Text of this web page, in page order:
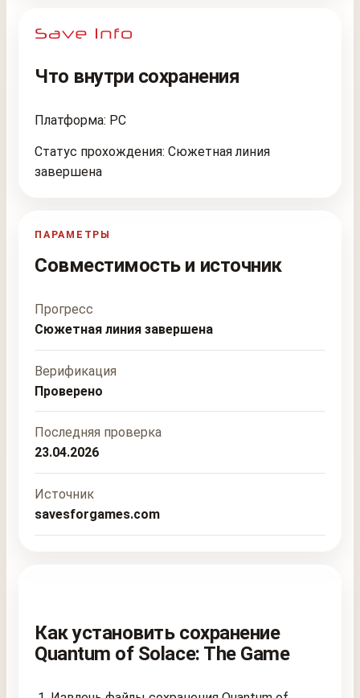
Что внутри сохранения
Платформа: PC
Статус прохождения: Сюжетная линия
завершена
ПАРАМЕТРЫ
Совместимость и источник
Прогресс
Сюжетная линия завершена
Верификация
Проверено
Последняя проверка
23.04.2026
Источник
savesforgames.com
Как установить сохранение
Quantum of Solace: The Game